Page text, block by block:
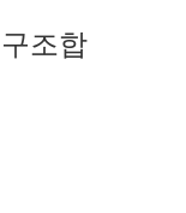
조합